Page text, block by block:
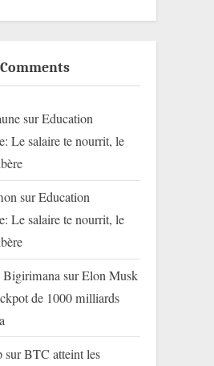
surEducation
Le salaire te nourrit, le
surEducation
Le salaire te nourrit, le
surElon Musk
de 1000 milliards
surBTC atteint les